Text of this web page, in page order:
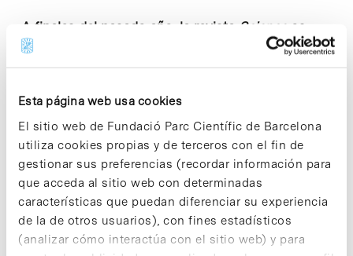
Esta página web usa cookies
El sitio web de Fundació Parc Científic de Barcelona
utiliza cookies propias y de terceros con el fin de
gestionar sus preferencias (recordar información para
que acceda al sitio web con determinadas
características que puedan diferenciar su experiencia
de la de otros usuarios), con fines estadísticos
(analizar cómo interactúa con el sitio web) y para
A finales del pasado año, la revista Scienceos
nombró como una de las empresas medtech más
prometedoras en el campo de la neurología
¿Cómo creéis que el grafeno liderará la innovación
Recientemente, se publicó un ranking de las 100
mejores compañías de interfaz cerebro-
computadora, y somos cuartos a nivel mundial
por encima de Neuralink y primeros en Europa. El
grafeno nos brinda una ventaja competitiva clave,
pero no es lo único. Lo más importante es que el
sistema funcione de manera intuitiva y simple
para el mayor número de personas posible. No se
trata solo del material, sino de cómo se integra en